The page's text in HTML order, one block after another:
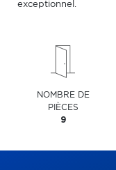
exceptionnel.
NOMBRE DE
PIÈCES
9